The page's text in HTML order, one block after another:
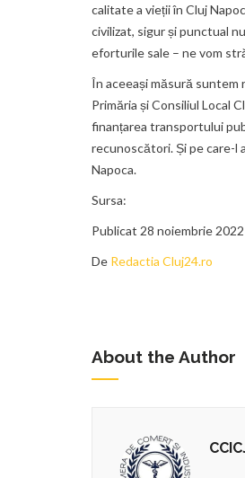
calitate a vieții în Cluj
civilizat, sigur și punctual
eforturile sale – ne vom
În aceeași măsură suntem
Primăria și Consiliul Local
finanțarea transportului
recunoscători. Și pe care-l
Napoca.
Sursa:
Publicat 28 noiembrie 2022
De Redactia Cluj24.ro
About the Author